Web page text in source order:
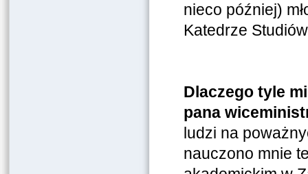
nieco później)
Katedrze
Dlaczego tyle
pana
ludzi na
nauczono mnie